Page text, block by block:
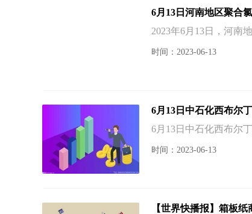
6月13日河南地区聚合
2023年6月13日，河南
时间：2023-06-13
6月13日中石化西布尔
6月13日中石化西布尔
时间：2023-06-13
【世界快播报】箱板纸